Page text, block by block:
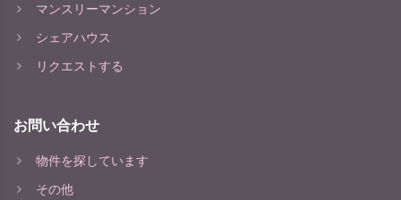
マンスリーマンション
シェアハウス
リクエストする
お問い合わせ
物件を探しています
その他